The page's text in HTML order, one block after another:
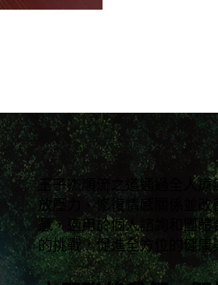
王子杰順流之道通過全人療
放壓力、修復情感關係並改
慧，適用於個人諮詢和團
的挑戰，促進全方位的健康